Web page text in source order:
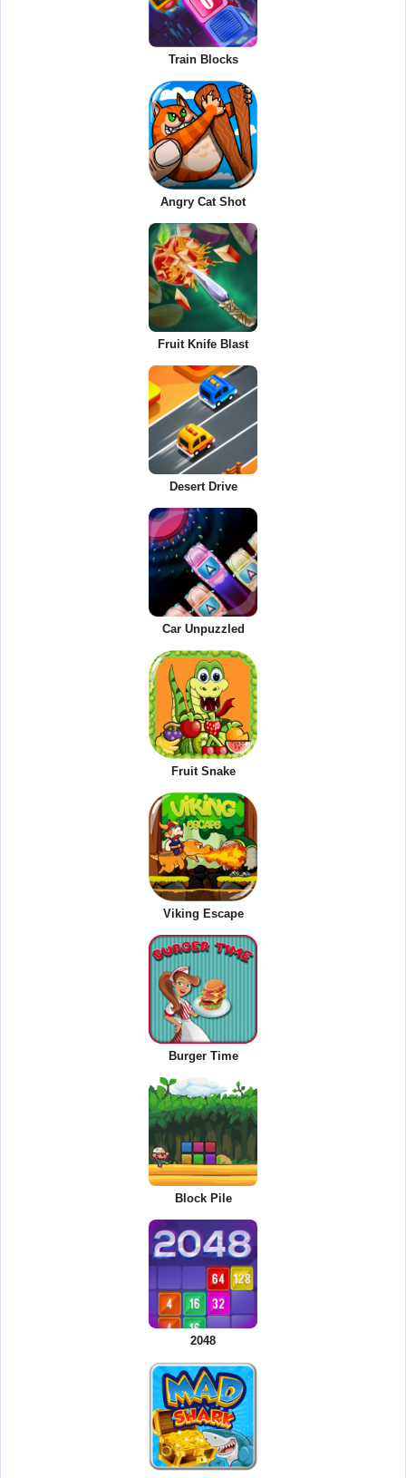
Train Blocks
Angry Cat Shot
Fruit Knife Blast
Desert Drive
Car Unpuzzled
Fruit Snake
Viking Escape
Burger Time
Block Pile
2048